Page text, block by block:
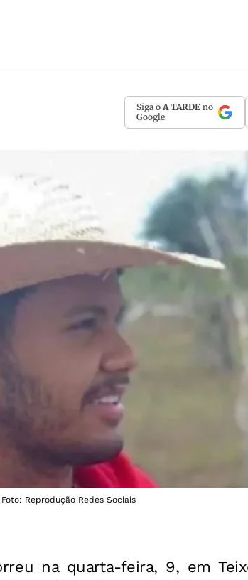
Siga o A TARDE no
Google
Reprodução Redes Sociais
na quarta-feira, 9, em